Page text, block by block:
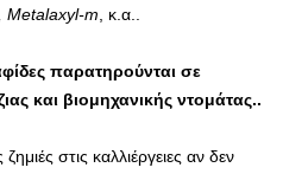
Metalaxyl-m, κ.α..
παρατηρούνται σε
και βιομηχανικής ντομάτας..
στις καλλιέργειες αν δεν